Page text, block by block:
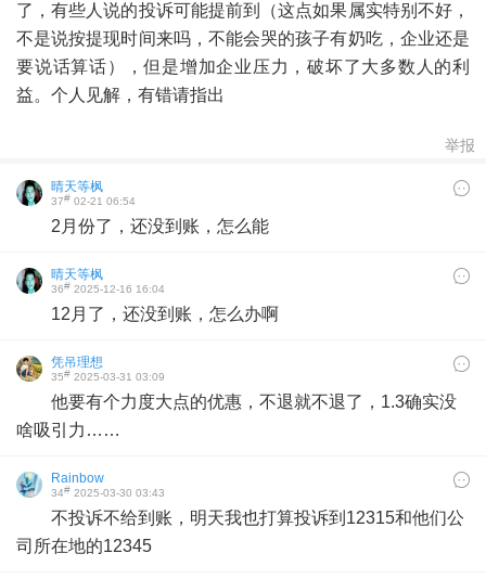
了，有些人说的投诉可能提前到（这点如果属实特别不好，
不是说按提现时间来吗，不能会哭的孩子有奶吃，企业还是
要说话算话），但是增加企业压力，破坏了大多数人的利
益。个人见解，有错请指出
举报
晴天等枫
37# 02-21 06:54
2月份了，还没到账，怎么能
晴天等枫
36# 2025-12-16 16:04
12月了，还没到账，怎么办啊
凭吊理想
35# 2025-03-31 03:09
他要有个力度大点的优惠，不退就不退了，1.3确实没
啥吸引力……
Rainbow
34# 2025-03-30 03:43
不投诉不给到账，明天我也打算投诉到12315和他们公
司所在地的12345